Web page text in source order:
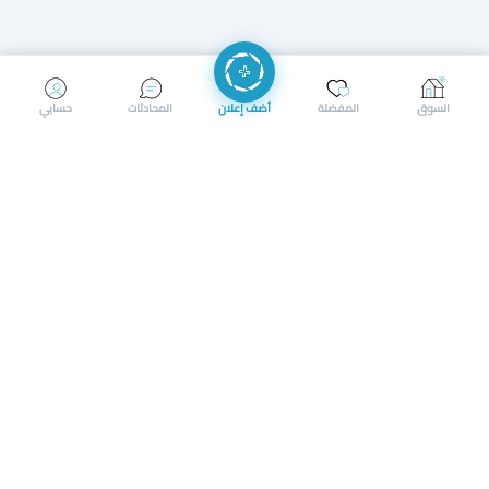
إرسال رسالة إجراء مكالمة
حسابي المحادثات أضف إعلان المفضلة السوق